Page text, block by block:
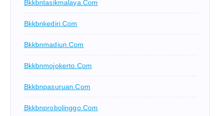
Bkkbntasikmalaya.com
Bkkbnkediri.com
Bkkbnmadiun.com
Bkkbnmojokerto.com
Bkkbnpasuruan.com
Bkkbnprobolinggo.com